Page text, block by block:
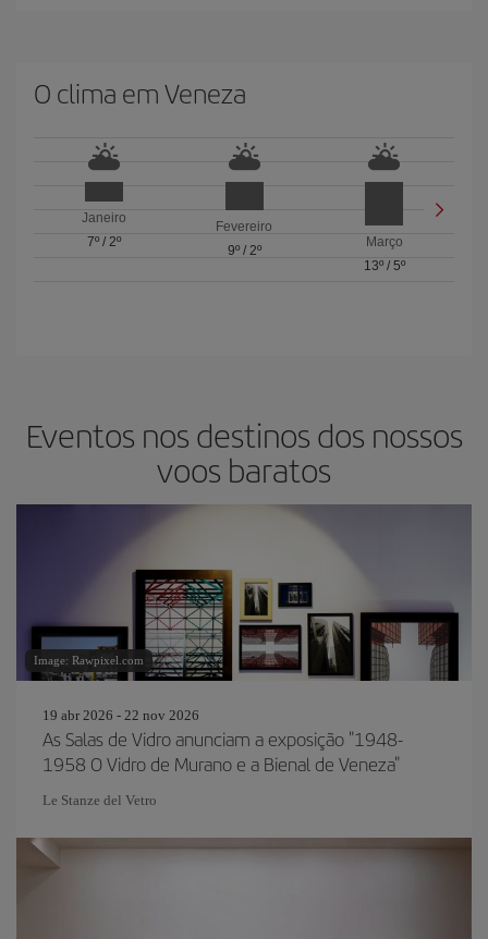
O clima em Veneza
Janeiro
7º/ 2º
Fevereiro
9º/ 2º
Março
13º/ 5º
Eventos nos destinos dos nossos
voos baratos
Image: Rawpixel.com
19 abr 2026 - 22 nov 2026
As Salas de Vidro anunciam a exposição "1948-
1958 O Vidro de Murano e a Bienal de Veneza"
Le Stanze del Vetro